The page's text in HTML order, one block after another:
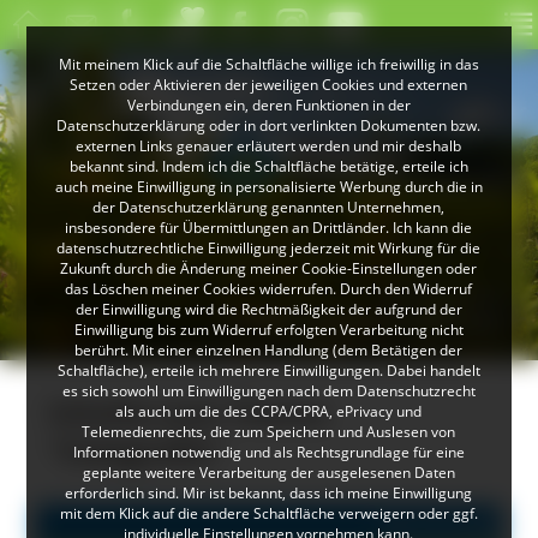
Im Naturpark Südschwarzwald
© Peter Mesenholl
Inhalte zum Thema
"Fotografie"
Alle Einträge
Mit meinem Klick auf die Schaltfläche willige ich freiwillig in das
Setzen oder Aktivieren der jeweiligen Cookies und externen
Verbindungen ein, deren Funktionen in der
Datenschutzerklärung oder in dort verlinkten Dokumenten bzw.
externen Links genauer erläutert werden und mir deshalb
bekannt sind. Indem ich die Schaltfläche betätige, erteile ich
auch meine Einwilligung in personalisierte Werbung durch die in
der Datenschutzerklärung genannten Unternehmen,
insbesondere für Übermittlungen an Drittländer. Ich kann die
datenschutzrechtliche Einwilligung jederzeit mit Wirkung für die
Zukunft durch die Änderung meiner Cookie-Einstellungen oder
das Löschen meiner Cookies widerrufen. Durch den Widerruf
der Einwilligung wird die Rechtmäßigkeit der aufgrund der
Einwilligung bis zum Widerruf erfolgten Verarbeitung nicht
berührt. Mit einer einzelnen Handlung (dem Betätigen der
Schaltfläche), erteile ich mehrere Einwilligungen. Dabei handelt
es sich sowohl um Einwilligungen nach dem Datenschutzrecht
als auch um die des CCPA/CPRA, ePrivacy und
Telemedienrechts, die zum Speichern und Auslesen von
Informationen notwendig und als Rechtsgrundlage für eine
geplante weitere Verarbeitung der ausgelesenen Daten
erforderlich sind. Mir ist bekannt, dass ich meine Einwilligung
mit dem Klick auf die andere Schaltfläche verweigern oder ggf.
individuelle Einstellungen vornehmen kann.